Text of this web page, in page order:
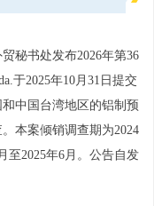
秘书处发布2026年第36
于2025年10月31日提交
中国台湾地区的铝制预
本案倾销调查期为2024
至2025年6月。公告自发